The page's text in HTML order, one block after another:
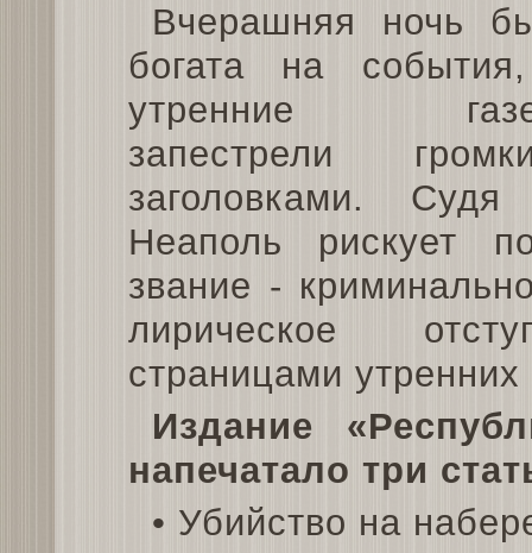
Вчерашняя ночь
богата на
утренние
запестрели
заголовками.
Неаполь рискует
звание -
лирическое
страницами утренних
Издание
напечатало три
• Убийство на